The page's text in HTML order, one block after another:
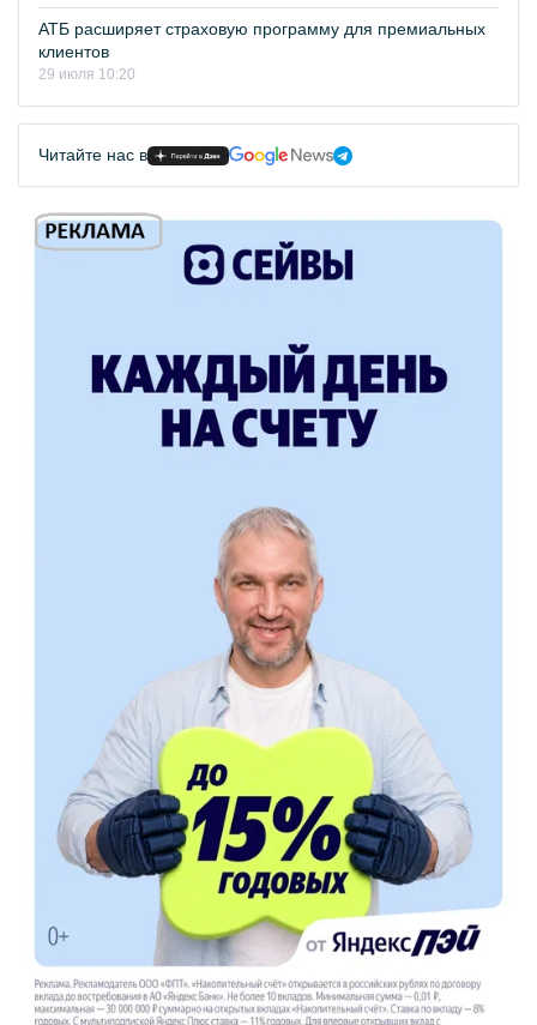
АТБ расширяет страховую программу для премиальных
клиентов
29 июля 10:20
Читайте нас в